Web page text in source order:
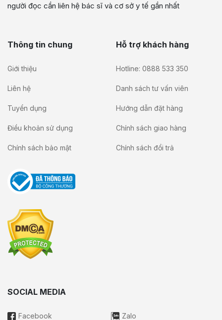
người đọc cần liên hệ bác sĩ và cơ sở y tế gần nhất
Thông tin chung
Giới thiệu
Liên hệ
Tuyển dụng
Điều khoản sử dụng
Chính sách bảo mật
Hỗ trợ khách hàng
Hotline: 0888 533 350
Danh sách tư vấn viên
Hướng dẫn đặt hàng
Chính sách giao hàng
Chính sách đổi trả
SOCIAL MEDIA
Facebook Zalo